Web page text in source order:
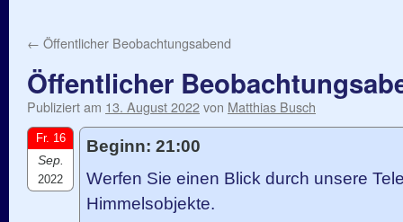
← Öffentlicher Beobachtungsabend
Öffentlicher
Publiziert am 13. August 2022von Matthias Busch
Fr. 16
Sep.
2022
Beginn: 21:00
Werfen Sie einen Blick durch unsere
Himmelsobjekte.